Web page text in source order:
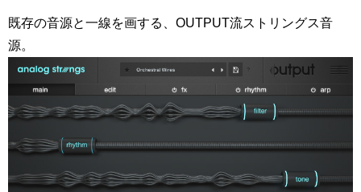
既存の音源と一線を画する、OUTPUT流ストリングス音
源。